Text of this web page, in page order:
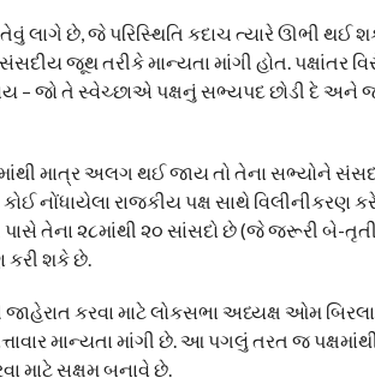
લાગે છે, જે પરિસ્થિતિ કદાચ ત્યારે ઊભી થઈ
જૂથ તરીકે માન્યતા માંગી હોત. પક્ષાંતર
– જો તે સ્વેચ્છાએ પક્ષનું સભ્યપદ છોડી દે અને
માત્ર અલગ થઈ જાય તો તેના સભ્યોને
નોંધાયેલા રાજકીય પક્ષ સાથે વિલીનીકરણ
તેના ૨૮માંથી ૨૦ સાંસદો છે (જે જરૂરી બે-
કરી શકે છે.
કરવા માટે લોકસભા અધ્યક્ષ ઓમ
માન્યતા માંગી છે. આ પગલું તરત જ
માટે સક્ષમ બનાવે છે.